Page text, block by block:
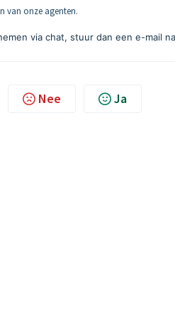
van onze agenten.
via chat, stuur dan een e-mail
Nee Ja